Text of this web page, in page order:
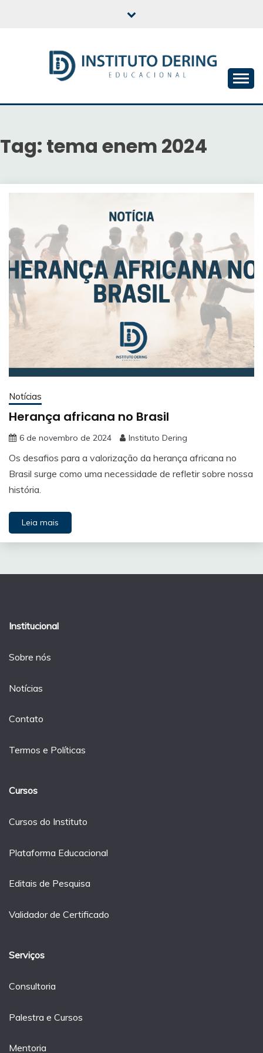
INSTITUTO DERING
EDUCACIONAL
Tag: tema enem 2024
Notícias
Herança africana no Brasil
6 de novembro de 2024 Instituto Dering
Os desafios para a valorização da herança africana no
Brasil surge como uma necessidade de refletir sobre nossa
história.
Leia mais
Institucional
Sobre nós
Notícias
Contato
Termos e Políticas
Cursos
Cursos do Instituto
Plataforma Educacional
Editais de Pesquisa
Validador de Certificado
Serviços
Consultoria
Palestra e Cursos
Mentoria